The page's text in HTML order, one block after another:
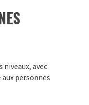
avec
personnes